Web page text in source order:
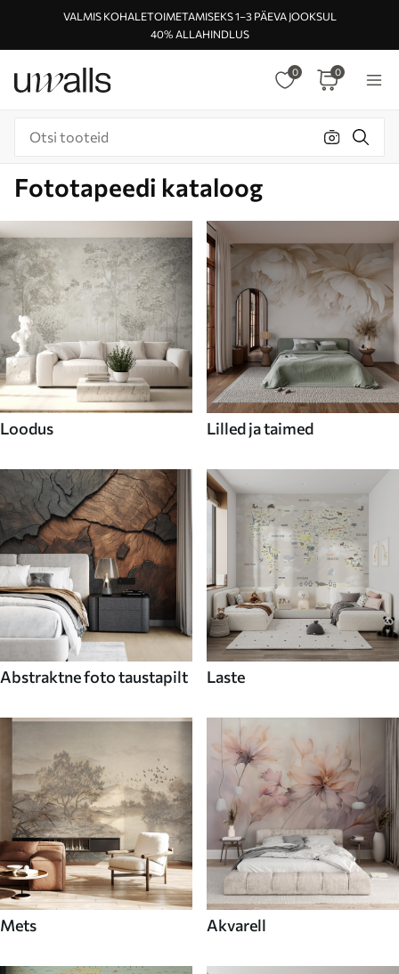
VALMIS KOHALETOIMETAMISEKS 1–3 PÄEVA JOOKSUL
40% ALLAHINDLUS
0 0
Fototapeedi kataloog
Loodus Lilled ja taimed
Abstraktne foto taustapilt Laste
Mets Akvarell